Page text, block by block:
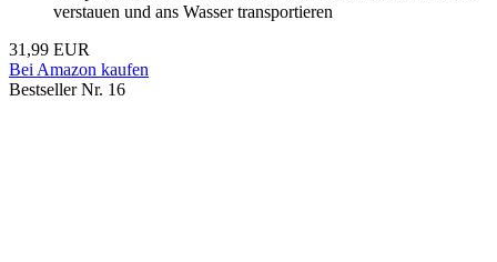
verstauen und ans Wasser transportieren
31,99 EUR
Bei Amazon kaufen
Bestseller Nr. 16